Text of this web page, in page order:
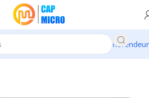
Revendeur
/Portables & tablettes/Pc Portable